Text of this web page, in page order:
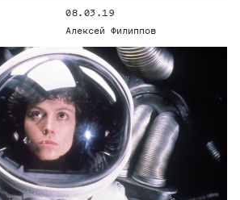
08.03.19
Алексей Филиппов